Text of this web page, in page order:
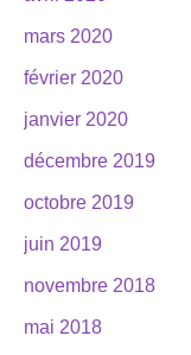
mars 2020
février 2020
janvier 2020
décembre 2019
octobre 2019
juin 2019
novembre 2018
mai 2018